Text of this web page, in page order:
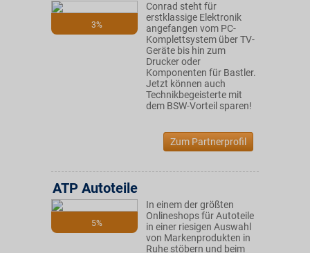
3%
Conrad steht für
erstklassige Elektronik
angefangen vom PC-
Komplettsystem über TV-
Geräte bis hin zum
Drucker oder
Komponenten für Bastler.
Jetzt können auch
Technikbegeisterte mit
dem BSW-Vorteil sparen!
Zum Partnerprofil
5%
ATP Autoteile
In einem der größten
Onlineshops für Autoteile
in einer riesigen Auswahl
von Markenprodukten in
Ruhe stöbern und beim